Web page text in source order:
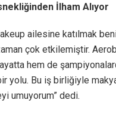
İlham Alıyor
ailesine katılmak
çok etkilemiştir.
hem de
yolu. Bu iş birliğiyle
umuyorum” dedi.